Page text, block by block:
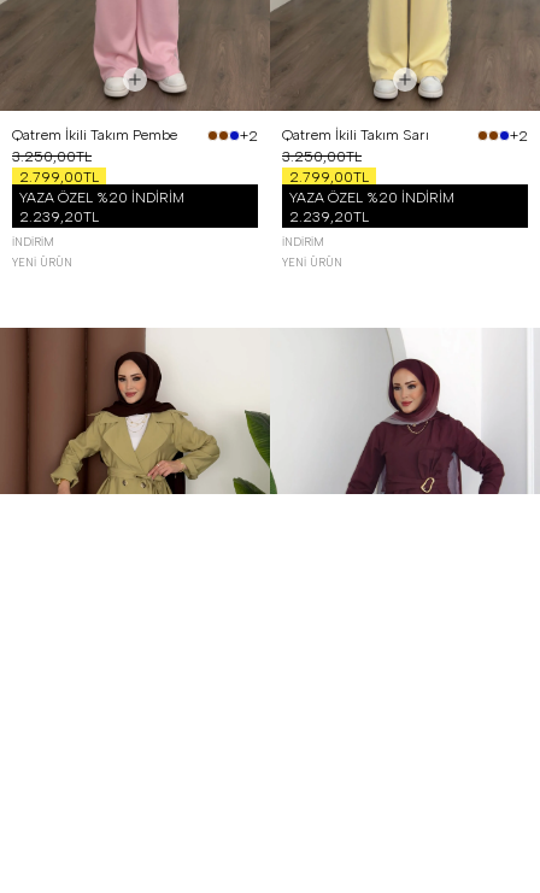
Qatrem İkili Takım Pembe
+2
3.250,00TL
2.799,00TL
YAZA ÖZEL %20 İNDİRİM
2.239,20TL
İNDIRIM
YENI ÜRÜN
Qatrem İkili Takım Sarı
+2
3.250,00TL
2.799,00TL
YAZA ÖZEL %20 İNDİRİM
2.239,20TL
İNDIRIM
YENI ÜRÜN